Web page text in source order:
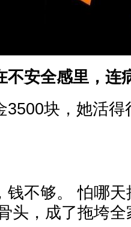
不安全感里，连
3500块，她活
钱不够。 怕哪
头，成了拖垮